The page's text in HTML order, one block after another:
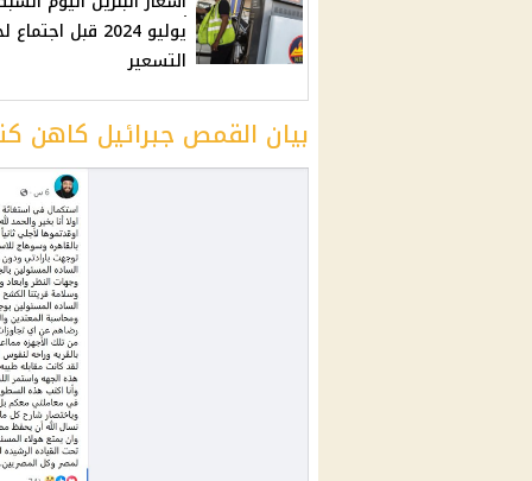
يوليو 2024 قبل
التسعير
بيان القمص جبرائيل كاهن